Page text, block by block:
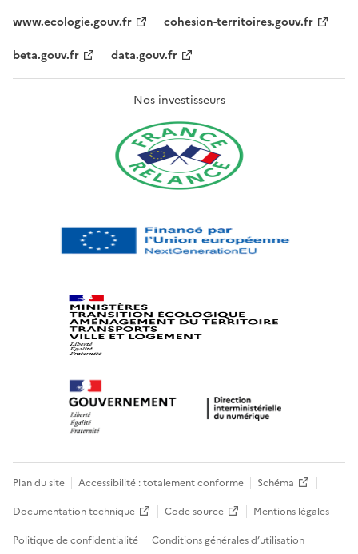
www.ecologie.gouv.fr
cohesion-territoires.gouv.fr
beta.gouv.fr
data.gouv.fr
Nos investisseurs
Plan du site Accessibilité : totalement conforme
Schéma
Documentation technique
Code source
Mentions légales
Politique de confidentialité
Conditions générales d’utilisation